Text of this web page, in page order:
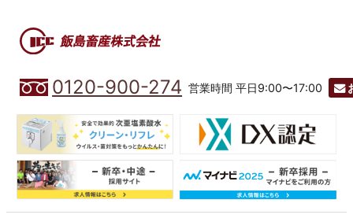
0120-900-274 営業時間 平日9:00〜17:00